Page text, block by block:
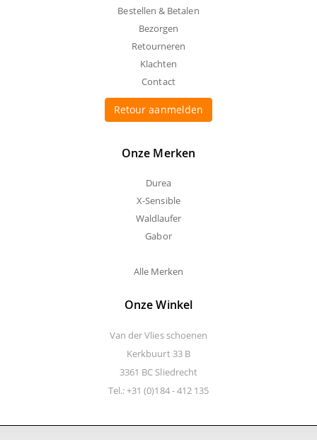
Bestellen & Betalen
Bezorgen
Retourneren
Klachten
Contact
Retour aanmelden
Onze Merken
Durea
X-Sensible
Waldlaufer
Gabor
Alle Merken
Onze Winkel
Van der Vlies schoenen
Kerkbuurt 33 B
3361 BC Sliedrecht
Tel.: +31 (0)184 - 412 135